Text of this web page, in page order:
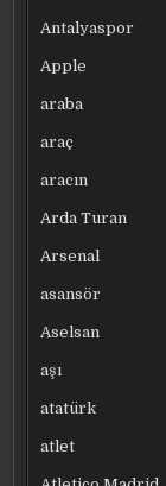
Antalyaspor
Apple
araba
araç
aracın
Arda Turan
Arsenal
asansör
Aselsan
aşı
atatürk
atlet